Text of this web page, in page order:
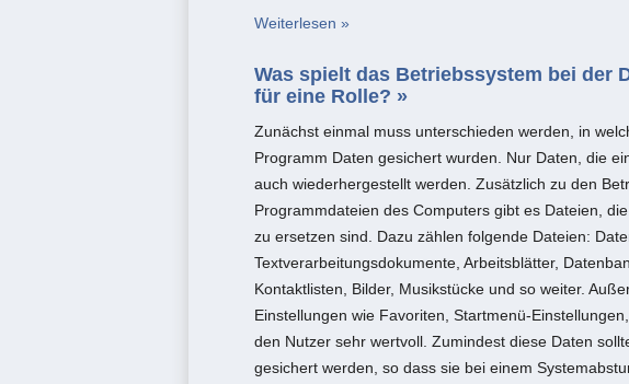
Weiterlesen »
Was spielt das Betriebssystem bei der
für eine Rolle? »
Zunächst einmal muss unterschieden werden, in
Programm Daten gesichert wurden. Nur Daten, die
auch wiederhergestellt werden. Zusätzlich zu den
Programmdateien des Computers gibt es Dateien,
zu ersetzen sind. Dazu zählen folgende Dateien:
Textverarbeitungsdokumente, Arbeitsblätter,
Kontaktlisten, Bilder, Musikstücke und so weiter.
Einstellungen wie Favoriten, Startmenü-
den Nutzer sehr wertvoll. Zumindest diese Daten
gesichert werden, so dass sie bei einem